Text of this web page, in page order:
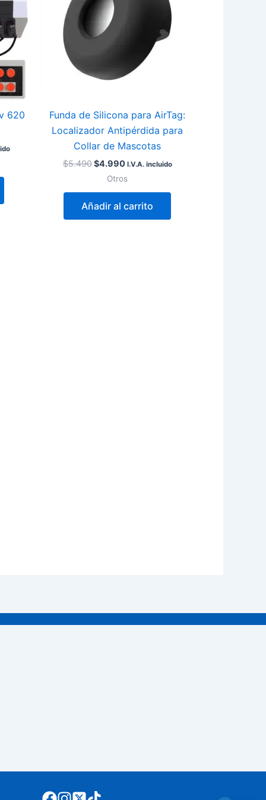
620
Funda de Silicona para AirTag:
Localizador Antipérdida para
Collar de Mascotas
$5.490 $4.990 I.V.A. incluido
Otros
Añadir al carrito